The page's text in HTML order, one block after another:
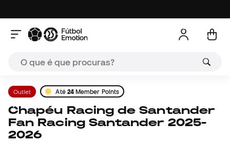
Outlet Até 24Member Points
Chapéu Racing de Santander
Fan Racing Santander 2025-
2026